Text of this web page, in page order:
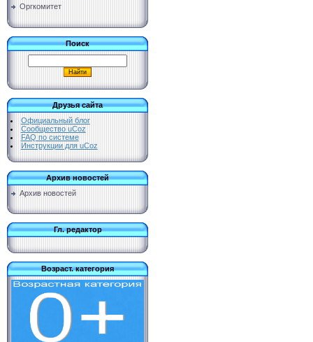
Оргкомитет
Поиск
Друзья сайта
Официальный блог
Сообщество uCoz
FAQ по системе
Инструкции для uCoz
Архив новостей
Архив новостей
Гл. редактор
Возраст. категория